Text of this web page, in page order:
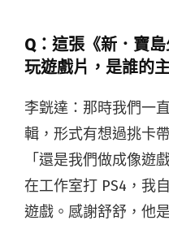
Q：這張《新．寶
玩遊戲片，是誰的
李皝達：那時我們一
輯，形式有想過挑卡
「還是我們做成像遊
在工作室打 PS4，我
遊戲。 感謝舒舒，他